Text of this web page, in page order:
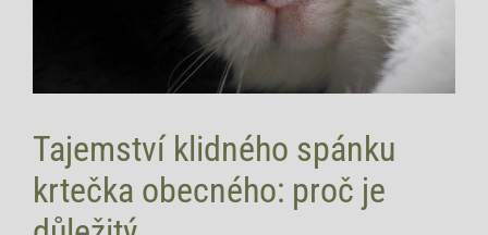
Tajemství klidného spánku
krtečka obecného: proč je